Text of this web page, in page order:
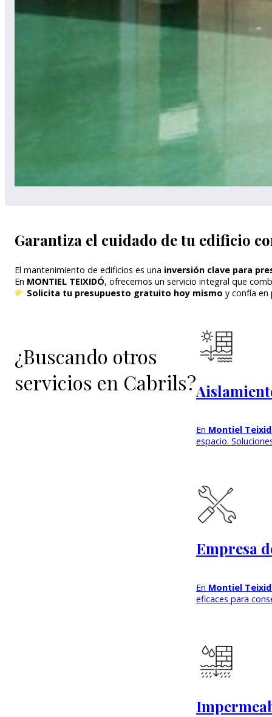
Garantiza el cuidado de tu edificio
El mantenimiento de edificios es una inversión clave para
En MONTIEL TEIXIDÓ, ofrecemos un servicio integral que
Solicita tu presupuesto gratuito hoy mismo y confía
¿Buscando otros
servicios en Cabrils?
En Montiel
espacio.
Empresa
En Montiel
eficaces para